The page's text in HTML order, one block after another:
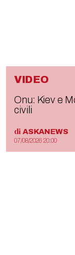
VIDEO
Onu: Kiev e
civili
di ASKANEWS
07/08/2026 20:00